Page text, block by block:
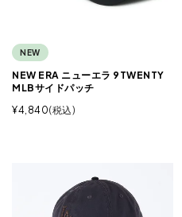
NEW
NEW ERA ニューエラ 9TWENTY
MLBサイドパッチ
¥4,840 税込